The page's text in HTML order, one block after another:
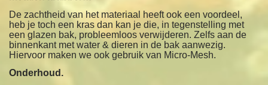
De zachtheid van het materiaal heeft ook een voordeel,
heb je toch een kras dan kan je die, in tegenstelling met
een glazen bak, probleemloos verwijderen. Zelfs aan de
binnenkant met water & dieren in de bak aanwezig.
Hiervoor maken we ook gebruik van Micro-Mesh.
Onderhoud.